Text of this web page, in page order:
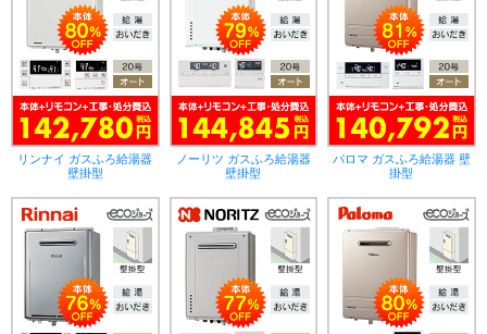
リンナイ ガスふろ給湯器
壁掛型
ノーリツ ガスふろ給湯器
壁掛型
パロマ ガスふろ給湯器 壁
掛型